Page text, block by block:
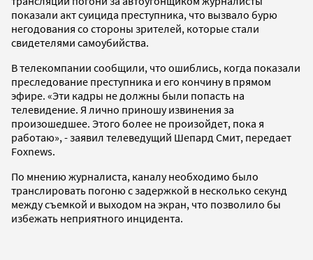
показали акт суицида преступника, что вызвало бурю
негодования со стороны зрителей, которые стали
свидетелями самоубийства.
В телекомпании сообщили, что ошиблись, когда показали
преследование преступника и его кончину в прямом
эфире. «Эти кадры не должны были попасть на
телевидение. Я лично приношу извинения за
произошедшее. Этого более не произойдет, пока я
работаю», - заявил телеведущий Шепард Смит, передает
Foxnews.
По мнению журналиста, каналу необходимо было
транслировать погоню с задержкой в несколько секунд
между съемкой и выходом на экран, что позволило бы
избежать неприятного инцидента.